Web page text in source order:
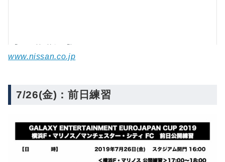
www.nissan.co.jp
7/26(金)：前日練習